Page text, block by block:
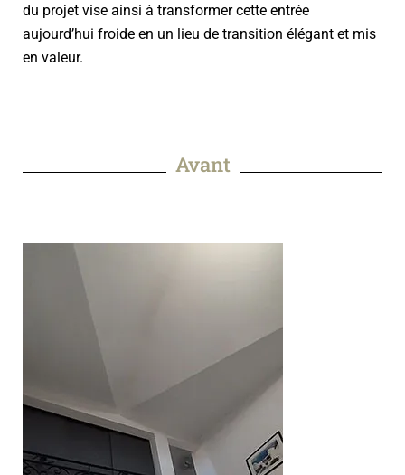
du projet vise ainsi à transformer cette entrée
aujourd’hui froide en un lieu de transition élégant et mis
en valeur.
Avant